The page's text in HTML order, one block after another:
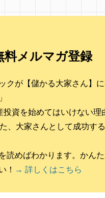
料メルマガ登録
クが【儲かる大家さん】
投資を始めてはいけない理
、大家さんとして成功す
読めばわかります。かん
！ → 詳しくはこちら